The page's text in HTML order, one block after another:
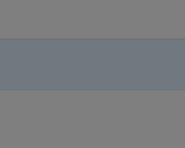
annan webbplats.